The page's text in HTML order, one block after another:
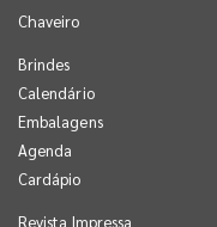
Chaveiro
Brindes
Calendário
Embalagens
Agenda
Cardápio
Revista Impressa